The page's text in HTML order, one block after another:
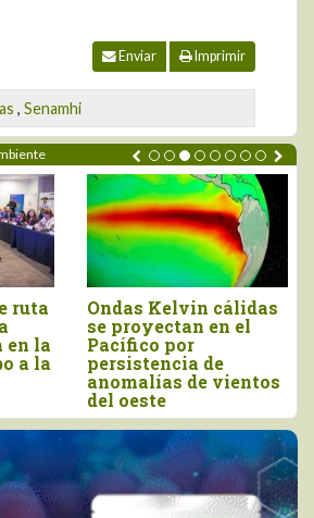
Enviar Imprimir
, Senamhi
ruta
en la
a la
Ondas Kelvin cálidas
se proyectan en el
Pacífico por
persistencia de
anomalías de vientos
del oeste